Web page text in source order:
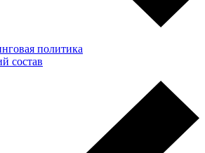
политика
состав